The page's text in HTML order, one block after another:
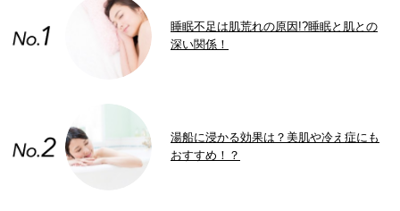
睡眠不足は肌荒れの原因!?睡眠と肌との
深い関係！
湯船に浸かる効果は？美肌や冷え症にも
おすすめ！？